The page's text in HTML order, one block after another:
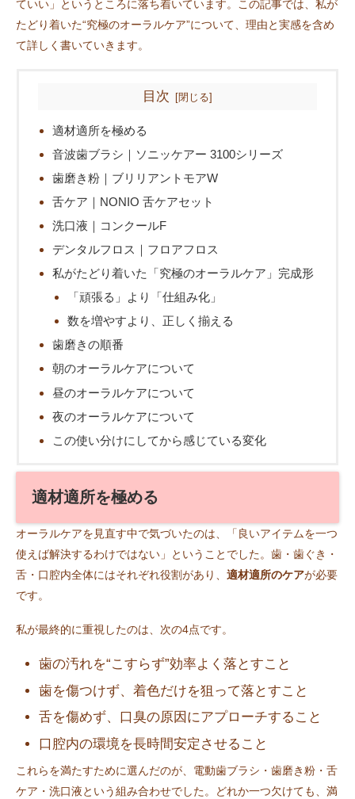
ていい」というところに落ち着いています。この記事では、私が
たどり着いた“究極のオーラルケア”について、理由と実感を含め
て詳しく書いていきます。
目次
適材適所を極める
音波歯ブラシ｜ソニッケアー 3100シリーズ
歯磨き粉｜ブリリアントモアW
舌ケア｜NONIO 舌ケアセット
洗口液｜コンクールF
デンタルフロス｜フロアフロス
私がたどり着いた「究極のオーラルケア」完成形
「頑張る」より「仕組み化」
数を増やすより、正しく揃える
歯磨きの順番
朝のオーラルケアについて
昼のオーラルケアについて
夜のオーラルケアについて
この使い分けにしてから感じている変化
適材適所を極める
オーラルケアを見直す中で気づいたのは、「良いアイテムを一つ
使えば解決するわけではない」ということでした。歯・歯ぐき・
舌・口腔内全体にはそれぞれ役割があり、 適材適所のケアが必要
です。
私が最終的に重視したのは、次の4点です。
歯の汚れを“こすらず”効率よく落とすこと
歯を傷つけず、着色だけを狙って落とすこと
舌を傷めず、口臭の原因にアプローチすること
口腔内の環境を長時間安定させること
これらを満たすために選んだのが、電動歯ブラシ・歯磨き粉・舌
ケア・洗口液という組み合わせでした。どれか一つ欠けても、満